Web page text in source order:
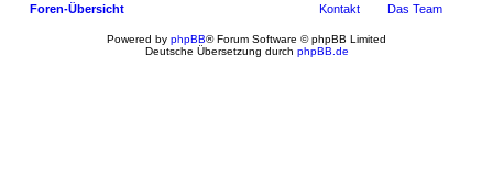
Foren-Übersicht Das Team
Kontakt
Powered by phpBB® Forum Software © phpBB Limited
Deutsche Übersetzung durch phpBB.de